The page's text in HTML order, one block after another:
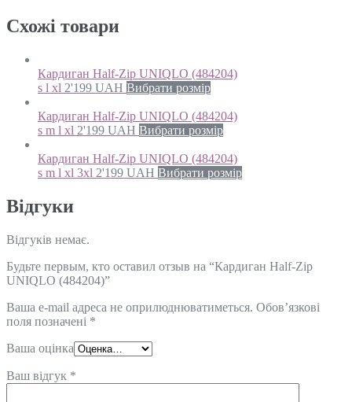
Схожi товари
Кардиган Half-Zip UNIQLO (484204)
s l xl 2'199 UAH Вибрати розмір
Кардиган Half-Zip UNIQLO (484204)
s m l xl 2'199 UAH Вибрати розмір
Кардиган Half-Zip UNIQLO (484204)
s m l xl 3xl 2'199 UAH Вибрати розмір
Відгуки
Відгуків немає.
Будьте первым, кто оставил отзыв на “Кардиган Half-Zip
UNIQLO (484204)”
Ваша e-mail адреса не оприлюднюватиметься. Обов’язкові
поля позначені *
Ваша оцінка
Ваш відгук *